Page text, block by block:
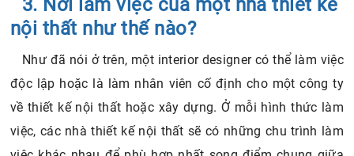
3. Nơi làm việc của một nhà thiết kế
nội thất như thế nào?
Như đã nói ở trên, một interior designer có thể làm việc
độc lập hoặc là làm nhân viên cố định cho một công ty
về thiết kế nội thất hoặc xây dựng. Ở mỗi hình thức làm
việc, các nhà thiết kế nội thất sẽ có những chu trình làm